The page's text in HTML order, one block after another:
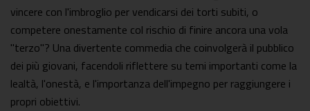
vincere con l'imbroglio per vendicarsi dei torti subiti, o
competere onestamente col rischio di finire ancora una vola
"terzo"? Una divertente commedia che coinvolgerà il pubblico
dei più giovani, facendoli riflettere su temi importanti come la
lealtà, l'onestà, e l'importanza dell'impegno per raggiungere i
propri obiettivi.